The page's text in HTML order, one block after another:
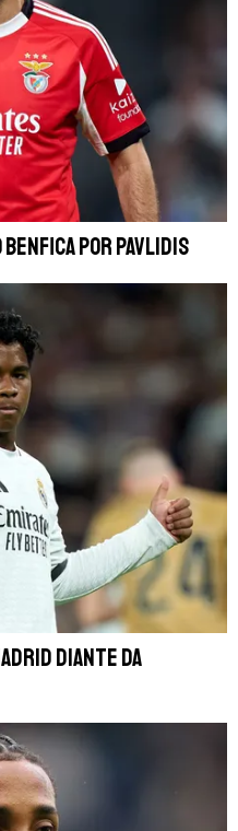
por Pavlidis
diante da